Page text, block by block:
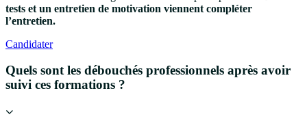
tests et un entretien de motivation viennent compléter
l’entretien.
Candidater
Quels sont les débouchés professionnels après avoir
suivi ces formations ?